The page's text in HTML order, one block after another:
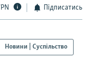
Підписатись
Новини | Суспільство